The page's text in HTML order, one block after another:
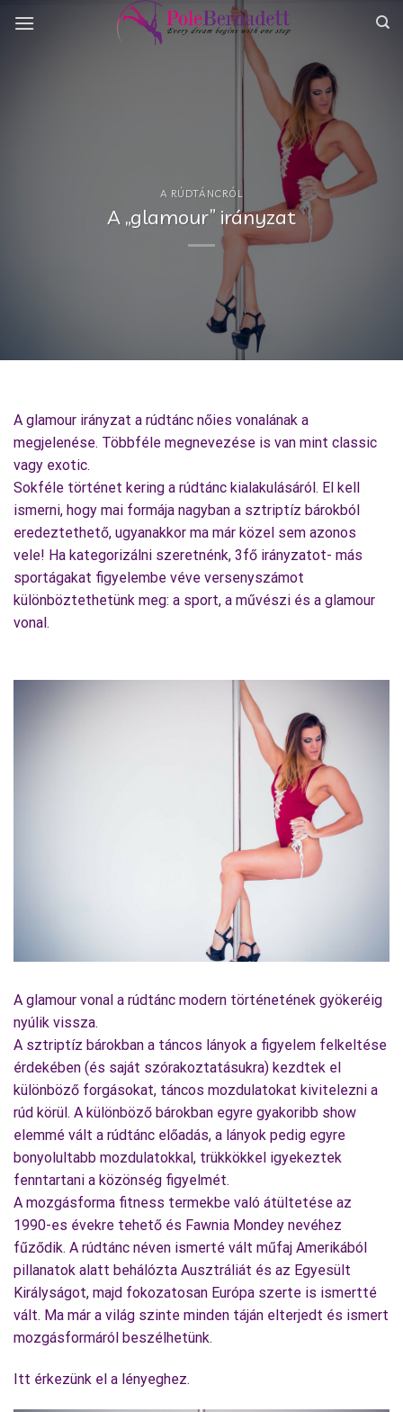
A RÚDTÁNCRÓL
A „glamour” irányzat
A glamour irányzat a rúdtánc nőies vonalának a
megjelenése. Többféle megnevezése is van mint classic
vagy exotic.
Sokféle történet kering a rúdtánc kialakulásáról. El kell
ismerni, hogy mai formája nagyban a sztriptíz bárokból
eredeztethető, ugyanakkor ma már közel sem azonos
vele! Ha kategorizálni szeretnénk, 3fő irányzatot- más
sportágakat figyelembe véve versenyszámot
különböztethetünk meg: a sport, a művészi és a glamour
vonal.
A glamour vonal a rúdtánc modern történetének gyökeréig
nyúlik vissza.
A sztriptíz bárokban a táncos lányok a figyelem felkeltése
érdekében (és saját szórakoztatásukra) kezdtek el
különböző forgásokat, táncos mozdulatokat kivitelezni a
rúd körül. A különböző bárokban egyre gyakoribb show
elemmé vált a rúdtánc előadás, a lányok pedig egyre
bonyolultabb mozdulatokkal, trükkökkel igyekeztek
fenntartani a közönség figyelmét.
A mozgásforma fitness termekbe való átültetése az
1990-es évekre tehető és Fawnia Mondey nevéhez
fűződik. A rúdtánc néven ismerté vált műfaj Amerikából
pillanatok alatt behálózta Ausztráliát és az Egyesült
Királyságot, majd fokozatosan Európa szerte is ismertté
vált. Ma már a világ szinte minden táján elterjedt és ismert
mozgásformáról beszélhetünk.
Itt érkezünk el a lényeghez.